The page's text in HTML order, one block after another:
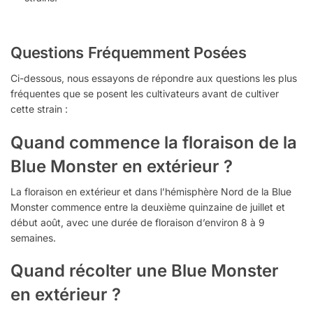
Questions Fréquemment Posées
Ci-dessous, nous essayons de répondre aux questions les plus
fréquentes que se posent les cultivateurs avant de cultiver
cette strain :
Quand commence la floraison de la
Blue Monster en extérieur ?
La floraison en extérieur et dans l’hémisphère Nord de la Blue
Monster commence entre la deuxième quinzaine de juillet et
début août, avec une durée de floraison d’environ 8 à 9
semaines.
Quand récolter une Blue Monster
en extérieur ?